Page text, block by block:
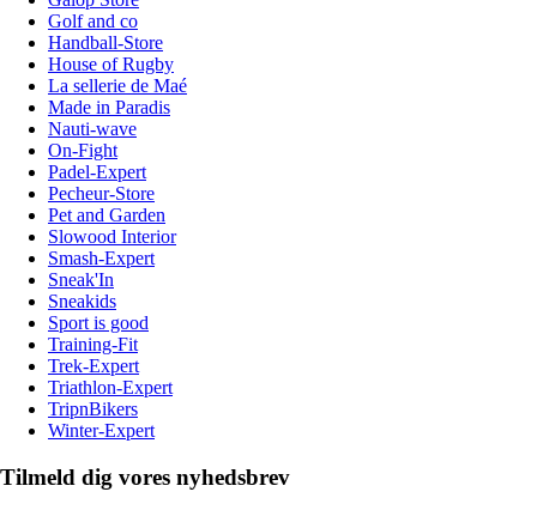
Golf and co
Handball-Store
House of Rugby
La sellerie de Maé
Made in Paradis
Nauti-wave
On-Fight
Padel-Expert
Pecheur-Store
Pet and Garden
Slowood Interior
Smash-Expert
Sneak'In
Sneakids
Sport is good
Training-Fit
Trek-Expert
Triathlon-Expert
TripnBikers
Winter-Expert
Tilmeld dig vores nyhedsbrev